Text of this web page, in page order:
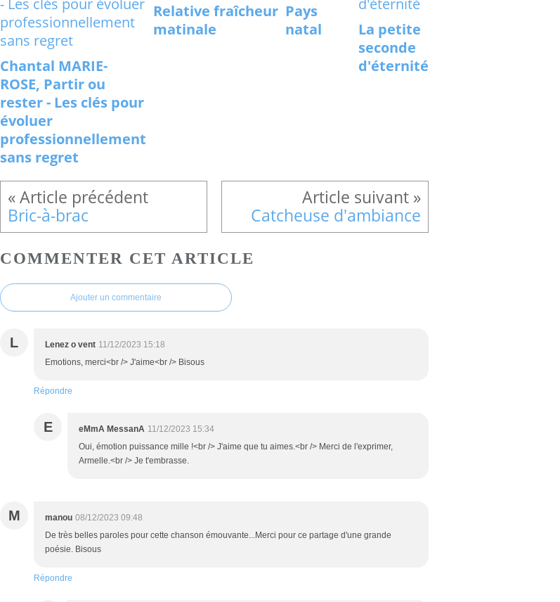
Chantal MARIE-
ROSE, Partir ou
rester - Les clés pour
évoluer
professionnellement
sans regret
Relative fraîcheur
matinale
Pays
natal
La petite
seconde
d'éternité
Bric-à-brac Catcheuse d'ambiance
COMMENTER CET ARTICLE
Ajouter un commentaire
L Lenez o vent 11/12/2023 15:18
Emotions, merci<br /> J'aime<br /> Bisous
Répondre
E eMmA MessanA 11/12/2023 15:34
Oui, émotion puissance mille !<br /> J'aime que tu aimes.<br /> Merci de l'exprimer,
Armelle.<br /> Je t'embrasse.
M manou 08/12/2023 09:48
De très belles paroles pour cette chanson émouvante...Merci pour ce partage d'une grande
poésie. Bisous
Répondre